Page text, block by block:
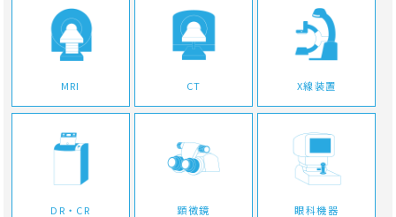
MRI CT X線装置
DR・CR 顕微鏡 眼科機器